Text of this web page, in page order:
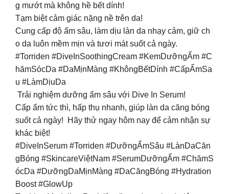
g mướt mà không hề bết dính! ️
Tạm biệt cảm giác nặng nề trên da!
Cung cấp độ ẩm sâu, làm dịu làn da nhạy cảm, giữ ch
o da luôn mềm mịn và tươi mát suốt cả ngày.
#Torriden #DiveInSoothingCream #KemDưỡngẨm #C
hămSócDa #DaMịnMàng #KhôngBếtDính #CấpẨmSa
u #LàmDịuDa
Trải nghiệm dưỡng ẩm sâu với Dive In Serum!
Cấp ẩm tức thì, hấp thụ nhanh, giúp làn da căng bóng
suốt cả ngày! Hãy thử ngay hôm nay để cảm nhận sự
khác biệt!
#DiveInSerum #Torriden #DưỡngẨmSâu #LànDaCăn
gBóng #SkincareViệtNam #SerumDưỡngẨm #ChămS
ócDa #DưỡngDaMịnMàng #DaCăngBóng #Hydration
Boost #GlowUp